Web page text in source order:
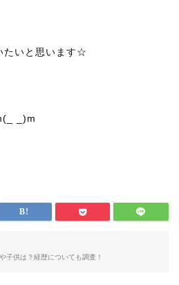
たいと思います☆
_)m
子供は？経歴についても調査！